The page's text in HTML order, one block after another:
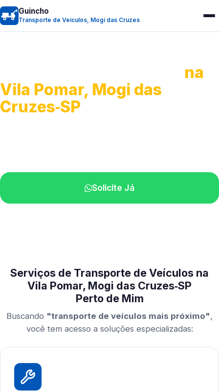
Guincho
Transporte de Veículos, Mogi das Cruzes
na
Vila Pomar, Mogi das
Cruzes‑SP
Solicite Já
Serviços de Transporte de Veículos na
Vila Pomar, Mogi das Cruzes‑SP
Perto de Mim
Buscando "transporte de veículos mais próximo",
você tem acesso a soluções especializadas: